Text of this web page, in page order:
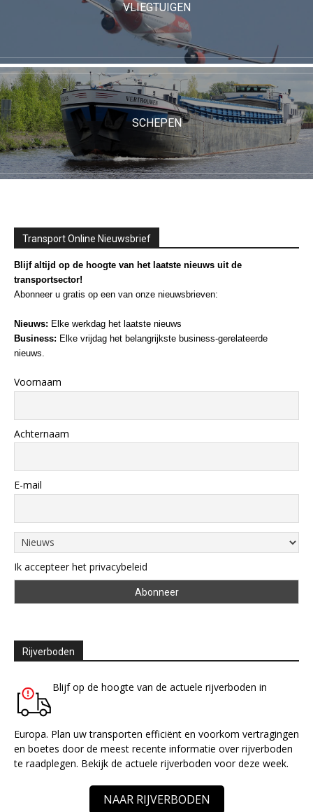
VLIEGTUIGEN
SCHEPEN
Transport Online Nieuwsbrief
Blijf altijd op de hoogte van het laatste nieuws uit de
transportsector!
Abonneer u gratis op een van onze nieuwsbrieven:
Nieuws: Elke werkdag het laatste nieuws
Business: Elke vrijdag het belangrijkste business-gerelateerde
nieuws.
Voornaam
Achternaam
E-mail
Ik accepteer het privacybeleid
Rijverboden
Blijf op de hoogte van de actuele rijverboden in
Europa. Plan uw transporten efficiënt en voorkom vertragingen
en boetes door de meest recente informatie over rijverboden
te raadplegen. Bekijk de actuele rijverboden voor deze week.
NAAR RIJVERBODEN